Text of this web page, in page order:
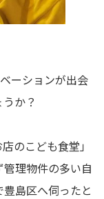
ーションが出会
か？
のこども食堂」
理物件の多い自
島区へ伺ったと